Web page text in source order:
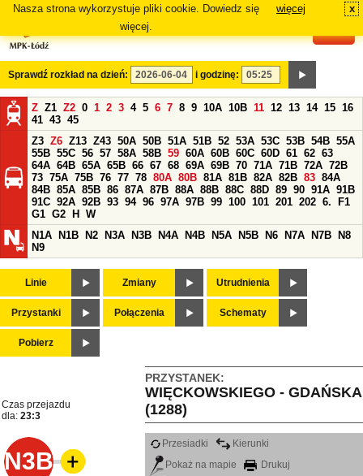
Nasza strona wykorzystuje pliki cookie. Dowiedz się
więcej.
więcej x
Sprawdź rozkład na dzień: i godzinę:
Z Z1 Z2 0 1 2 3 4 5 6 7 8 9 10A 10B 11 12 13 14 15 16
41 43 45
Z3 Z6 Z13 Z43 50A 50B 51A 51B 52 53A 53C 53B 54B 55A
55B 55C 56 57 58A 58B 59 60A 60B 60C 60D 61 62 63
64A 64B 65A 65B 66 67 68 69A 69B 70 71A 71B 72A 72B
73 75A 75B 76 77 78 80A 80B 81A 81B 82A 82B 83 84A
84B 85A 85B 86 87A 87B 88A 88B 88C 88D 89 90 91A 91B
91C 92A 92B 93 94 96 97A 97B 99 100 101 201 202 6.
F1
G1 G2 H
W
N1A
N1B N2 N3A N3B N4A N4B N5A N5B N6 N7A N7B
N8
N9
Linie Zmiany Utrudnienia
Przystanki Połączenia Schematy
Pobierz
PRZYSTANEK:
WIĘCKOWSKIEGO - GDAŃSKA
(1288)
Czas przejazdu
dla: 23:3
N3B
Przesiadki
Kierunki
Pokaż na mapie
Drukuj